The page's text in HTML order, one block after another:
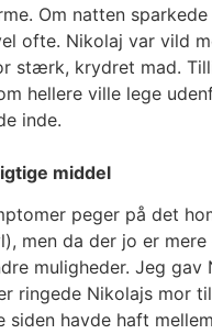
Om natten
ofte. Nikolaj var vild
stærk, krydret mad.
hellere ville lege
inde.
middel
peger på det
men da der jo er
muligheder. Jeg gav
ringede Nikolajs mor
siden havde haft